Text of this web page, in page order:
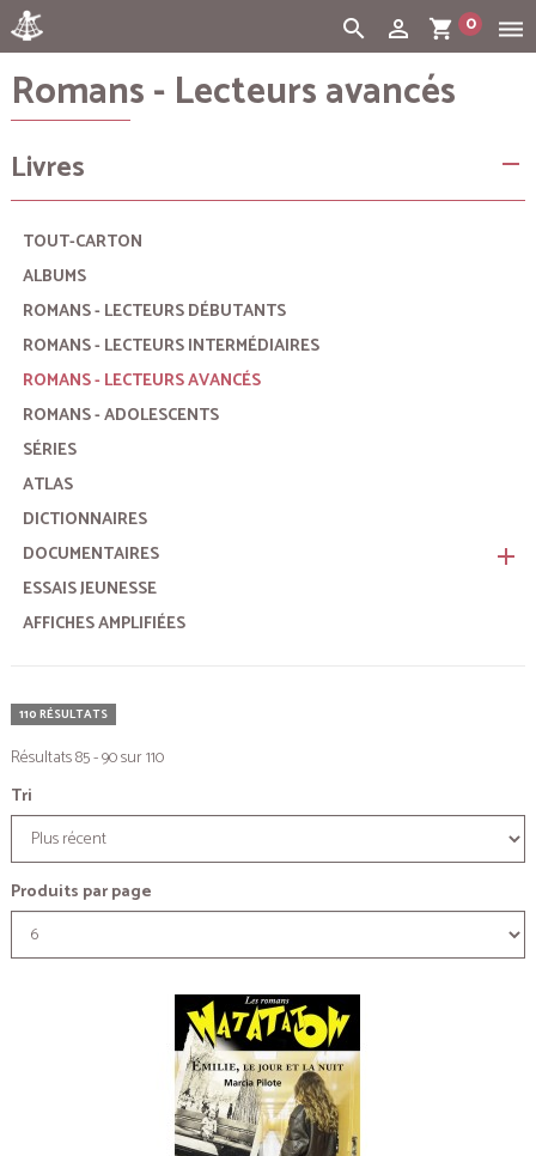
dehaze
shopping_cart 0
person_outline
search
Cart: (vide)
Romans - Lecteurs avancés
Livres remove
TOUT-CARTON
ALBUMS
ROMANS - LECTEURS DÉBUTANTS
ROMANS - LECTEURS INTERMÉDIAIRES
ROMANS - LECTEURS AVANCÉS
ROMANS - ADOLESCENTS
SÉRIES
ATLAS
DICTIONNAIRES
DOCUMENTAIRES
remove
ESSAIS JEUNESSE
AFFICHES AMPLIFIÉES
110 RÉSULTATS
Résultats 85 - 90 sur 110
Tri
Produits par page